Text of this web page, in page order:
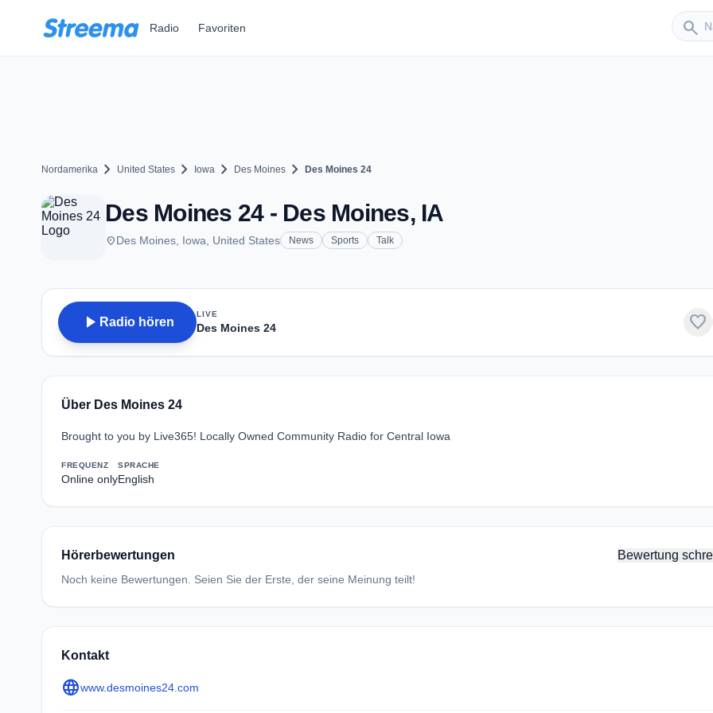
Radio Favoriten search
Nordamerika chevron_right United States chevron_right Iowa chevron_right Des Moines chevron_right Des Moines 24
Des Moines 24 - Des Moines, IA
placeDes Moines, Iowa, United States News Sports Talk
play_arrow Radio hören
LIVE
Des Moines 24 favorite
Über Des Moines 24
Brought to you by Live365! Locally Owned Community Radio for Central Iowa
FREQUENZ
Online only
SPRACHE
English
Hörerbewertungen Bewertung
Noch keine Bewertungen. Seien Sie der Erste, der seine Meinung teilt!
Kontakt
languagewww.desmoines24.com